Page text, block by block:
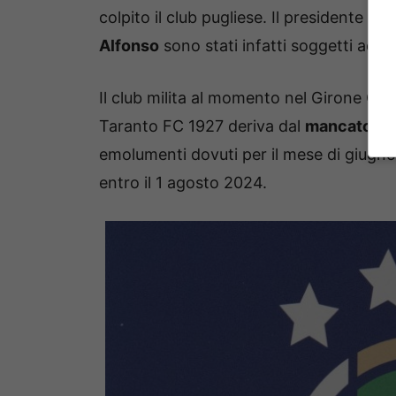
colpito il club pugliese. Il presidente
Alfonso sono stati infatti soggetti ad
Il club milita al momento nel Girone C di
Taranto FC 1927 deriva dal mancato
emolumenti dovuti per il mese di
entro il 1 agosto 2024.